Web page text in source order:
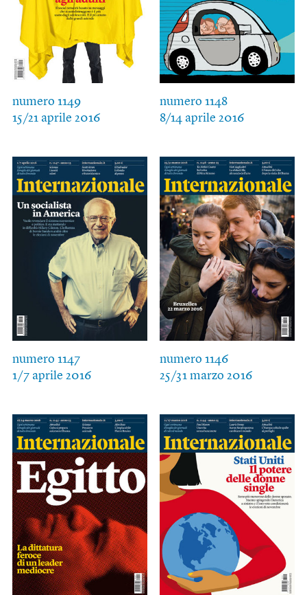
numero 1149
15/21 aprile 2016
numero 1148
8/14 aprile 2016
numero 1147
1/7 aprile 2016
numero 1146
25/31 marzo 2016